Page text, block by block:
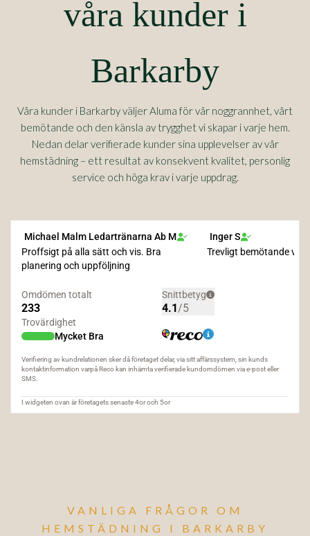
våra kunder i
Barkarby
Våra kunder i Barkarby väljer Aluma för vår noggrannhet, vårt
bemötande och den känsla av trygghet vi skapar i varje hem.
Nedan delar verifierade kunder sina upplevelser av vår
hemstädning – ett resultat av konsekvent kvalitet, personlig
service och höga krav i varje uppdrag.
VANLIGA FRÅGOR OM
HEMSTÄDNING I BARKARBY